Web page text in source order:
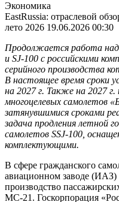
Экономика
EastRussia: отраслевой
лето 2026 19.06.2026 00:30
Продолжается работа
и SJ-100 с российскими
серийного производства
В настоящее время сроки
на 2027 г. Также на 2027 г.
многоцелевых самолетов
затянувшимися сроками
задача продления летной
самолетов SSJ-100,
комплектующими.
В сфере гражданского
авиационном заводе (ИАЗ)
производство
МС-21. Госкорпорация